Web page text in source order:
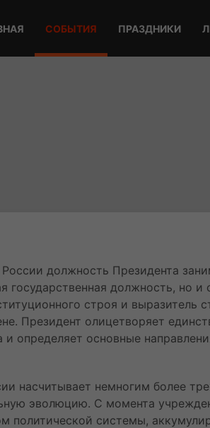
СОБЫТИЯ ПРАЗДНИКИ
должность Президента
государственная должность, но и
строя и выразитель
Президент олицетворяет
определяет основные
насчитывает немногим более
эволюцию. С момента
политической системы,